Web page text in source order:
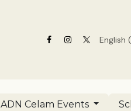
Contact English
ADN Celam Events